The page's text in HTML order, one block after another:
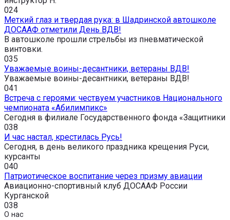
024
Меткий глаз и твердая рука: в Шадринской автошколе
ДОСААФ отметили День ВДВ!
В автошколе прошли стрельбы из пневматической
винтовки.
035
Уважаемые воины-десантники, ветераны ВДВ!
Уважаемые воины-десантники, ветераны ВДВ!
041
Встреча с героями: чествуем участников Национального
чемпионата «Абилимпикс»
Сегодня в филиале Государственного фонда «Защитники
038
И час настал, крестилась Русь!
Сегодня, в день великого праздника крещения Руси,
курсанты
040
Патриотическое воспитание через призму авиации
Авиационно-спортивный клуб ДОСААФ России
Курганской
038
О нас